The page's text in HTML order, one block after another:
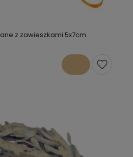
z zawieszkami 5x7cm